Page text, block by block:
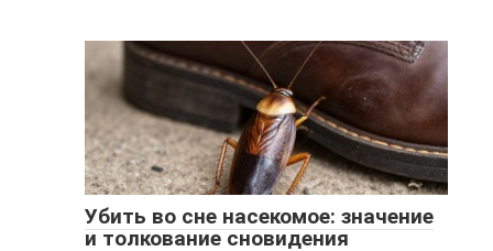
Убить во сне насекомое: значение
и толкование сновидения